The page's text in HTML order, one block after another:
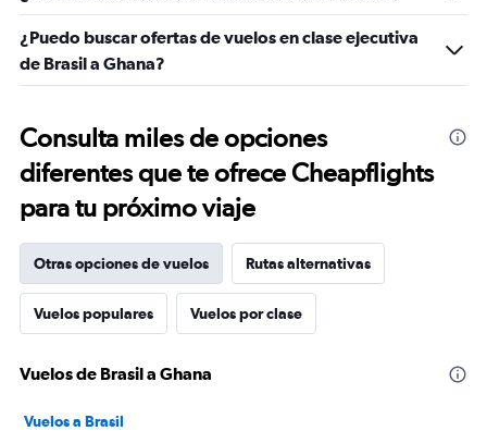
¿Puedo buscar ofertas de vuelos en clase ejecutiva
de Brasil a Ghana?
Consulta miles de opciones
diferentes que te ofrece Cheapflights
para tu próximo viaje
Otras opciones de vuelos Rutas alternativas
Vuelos populares Vuelos por clase
Vuelos de Brasil a Ghana
Vuelos a Brasil